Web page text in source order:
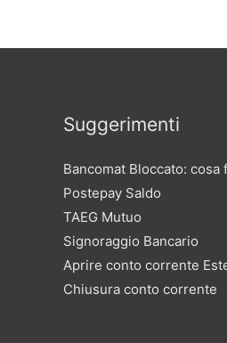
Suggerimenti
Bancomat Bloccato: cosa
Postepay Saldo
TAEG Mutuo
Signoraggio Bancario
Aprire conto corrente
Chiusura conto corrente